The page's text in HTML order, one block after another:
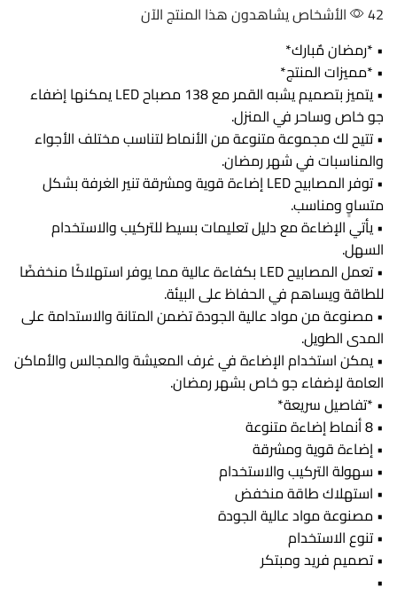
42 الأشخاص يشاهدون هذا المنتج الآن
• *رمضان مٌبارك*
• *مميزات المنتج*
• يتميز بتصميم يشبه القمر مع 138 مصباح LED يمكنها إضفاء
جو خاص وساحر في المنزل.
• تتيح لك مجموعة متنوعة من الأنماط لتناسب مختلف الأجواء
والمناسبات في شهر رمضان.
• توفر المصابيح LED إضاءة قوية ومشرقة تنير الغرفة بشكل
متساوٍ ومناسب.
• يأتي الإضاءة مع دليل تعليمات بسيط للتركيب والاستخدام
السهل.
• تعمل المصابيح LED بكفاءة عالية مما يوفر استهلاكًا منخفضًا
للطاقة ويساهم في الحفاظ على البيئة.
• مصنوعة من مواد عالية الجودة تضمن المتانة والاستدامة على
المدى الطويل.
• يمكن استخدام الإضاءة في غرف المعيشة والمجالس والأماكن
العامة لإضفاء جو خاص بشهر رمضان.
• *تفاصيل سريعة*
• 8 أنماط إضاءة متنوعة
• إضاءة قوية ومشرقة
• سهولة التركيب والاستخدام
• استهلاك طاقة منخفض
• مصنوعة مواد عالية الجودة
• تنوع الاستخدام
• تصميم فريد ومبتكر
•